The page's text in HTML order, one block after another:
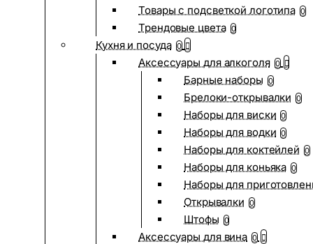
Товары с подсветкой логотипа 0
Трендовые цвета 0
Кухня и посуда 0
Аксессуары для алкоголя 0
Барные наборы 0
Брелоки-открывалки 0
Наборы для виски 0
Наборы для водки 0
Наборы для коктейлей 0
Наборы для коньяка 0
Наборы для
Открывалки 0
Штофы 0
Аксессуары для вина 0